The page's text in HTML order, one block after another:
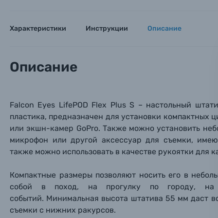
Ваш
Ваш
Аксессуары для фото и видеокамер
Электроника
Материалы
Осветительное оборудование
Фоторамки
Вами с
Номер
Нажимая
Характеристики Инструкции Описание
Описание
Falcon Eyes LifePOD Flex Plus S – настольный
пластика, предназначен для установки компактных
или экшн-камер GoPro. Также можно установить
микрофон или другой аксессуар для съемки,
также можно использовать в качестве рукоятки для
Компактные размеры позволяют носить его в
собой в поход, на прогулку по городу, на
событий. Минимальная высота штатива 55 мм даст
съемки с нижних ракурсов.
Ваш